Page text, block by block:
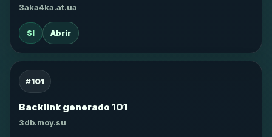
3aka4ka.at.ua
SI Abrir
#101
Backlink generado 101
3db.moy.su